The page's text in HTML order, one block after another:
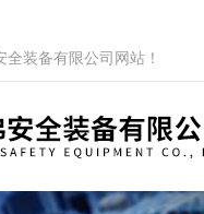
装备有限公司网站！